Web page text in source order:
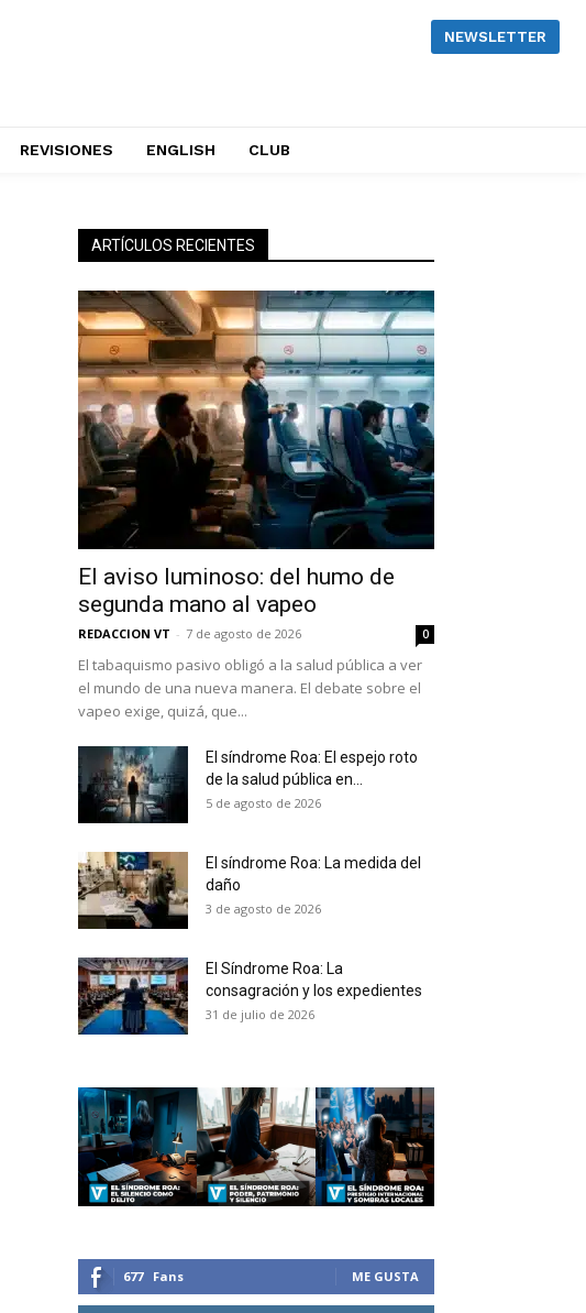
de las últimas
boletín diario y recibe todas las
y la reducción de daños en tu correo
clipping and receive all the news
harm reduction in your email.
NEWSLETTER
REVISIONES ENGLISH CLUB
ARTÍCULOS RECIENTES
El aviso luminoso: del humo de
segunda mano al vapeo
REDACCION VT - 7 de agosto de 2026 0
El tabaquismo pasivo obligó a la salud pública a ver
el mundo de una nueva manera. El debate sobre el
vapeo exige, quizá, que...
El síndrome Roa: El espejo roto
de la salud pública en...
5 de agosto de 2026
El síndrome Roa: La medida del
daño
3 de agosto de 2026
El Síndrome Roa: La
consagración y los expedientes
31 de julio de 2026
677 Fans ME GUSTA